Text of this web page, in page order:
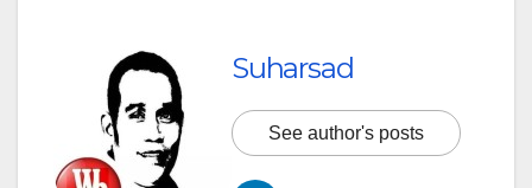
Suharsad
See author's posts